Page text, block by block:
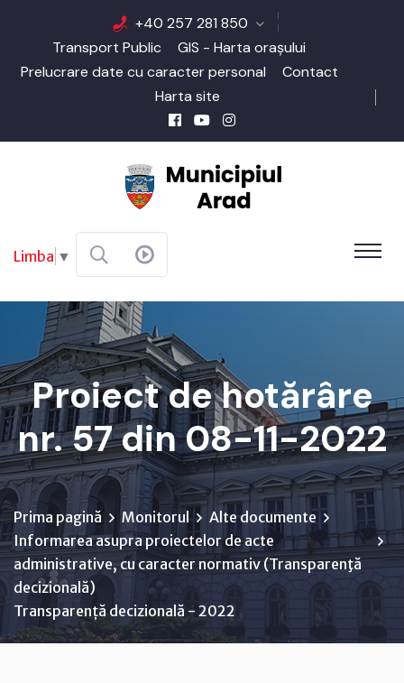
+40 257 281 850
Transport Public
GIS - Harta orașului
Prelucrare date cu caracter personal
Contact
Harta site
Limba ▼
Proiect de hotărâre
nr. 57 din 08-11-2022
Prima pagină Monitorul
Alte documente
Informarea asupra proiectelor de acte
administrative, cu caracter normativ (Transparenţă
decizională)
Transparență decizională - 2022